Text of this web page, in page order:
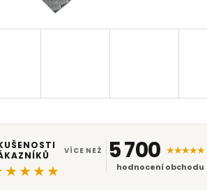
VÍCE NEŽ 5 700 ★★★★★
hodnocení obchodu